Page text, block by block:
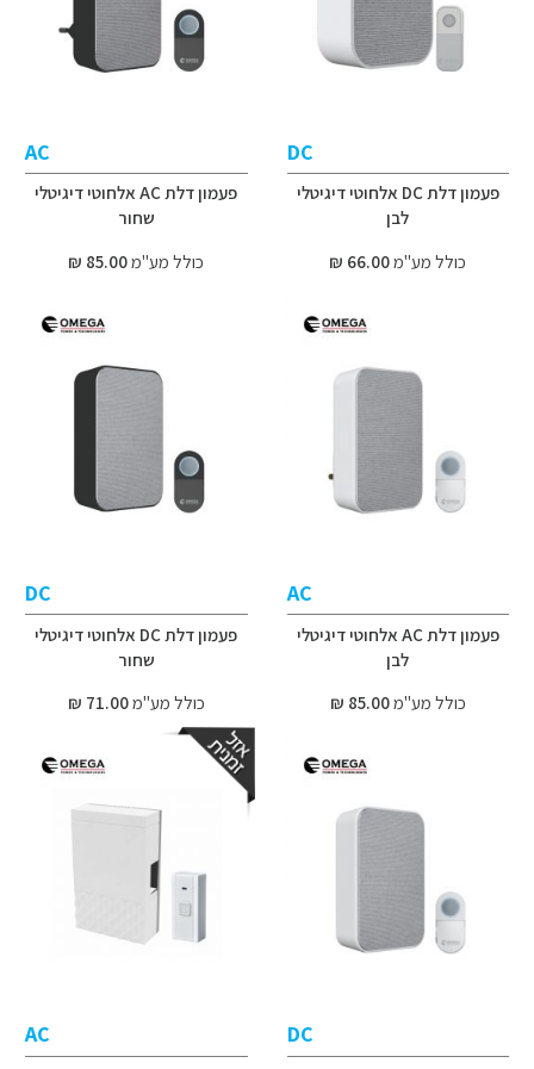
DC
פעמון דלת DC אלחוטי דיגיטלי
לבן
כולל מע"מ66.00 ₪
AC
פעמון דלת AC אלחוטי דיגיטלי
שחור
כולל מע"מ85.00 ₪
AC
פעמון דלת AC אלחוטי דיגיטלי
לבן
כולל מע"מ85.00 ₪
DC
פעמון דלת DC אלחוטי דיגיטלי
שחור
כולל מע"מ71.00 ₪
DC
AC